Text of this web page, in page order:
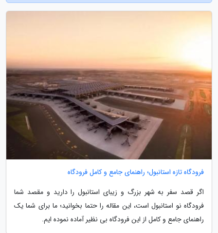
فرودگاه تازه استانبول؛ راهنمای جامع و کامل فرودگاه
اگر قصد سفر به شهر بزرگ و زیبای استانبول را دارید و مقصد شما
فرودگاه نو استانبول است، این مقاله را حتما بخوانید؛ ما برای شما یک
راهنمای جامع و کامل از این فرودگاه بی نظیر آماده نموده ایم.